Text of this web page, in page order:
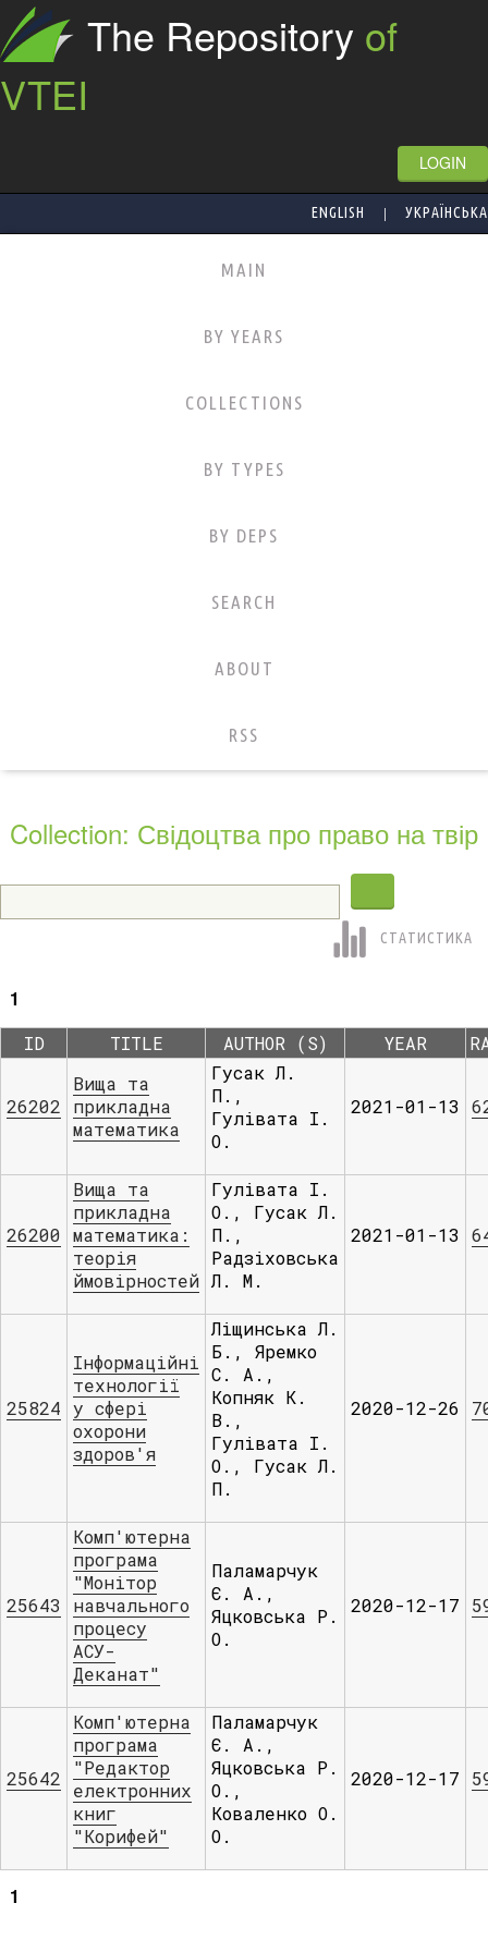
The Repository of
VTEI
LOGIN
ENGLISH | УКРАЇНСЬКА
MAIN
BY YEARS
COLLECTIONS
BY TYPES
BY DEPS
SEARCH
ABOUT
RSS
Collection: Свідоцтва про право на твір
СТАТИСТИКА
1
ID TITLE AUTHOR (S) YEAR
26202
Вища та
прикладна
математика
Гусак Л.
П.,
Гулівата І.
О.
2021-01-13
26200
Вища та
прикладна
математика:
теорія
ймовірностей
Гулівата І.
О., Гусак Л.
П.,
Радзіховська
Л. М.
2021-01-13
25824
Інформаційні
технології
у сфері
охорони
здоров'я
Ліщинська Л.
Б., Яремко
С. А.,
Копняк К.
В.,
Гулівата І.
О., Гусак Л.
П.
2020-12-26
25643
Комп'ютерна
програма
"Монітор
навчального
процесу
АСУ-
Деканат"
Паламарчук
Є. А.,
Яцковська Р.
О.
2020-12-17
25642
Комп'ютерна
програма
"Редактор
електронних
книг
"Корифей"
Паламарчук
Є. А.,
Яцковська Р.
О.,
Коваленко О.
О.
2020-12-17
1